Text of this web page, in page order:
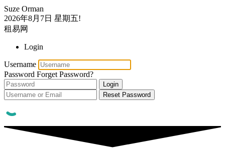
Suze Orman
2026年8月7日 星期五!
租易网
Login
Username
Password Forget Password?
Login
Reset Password